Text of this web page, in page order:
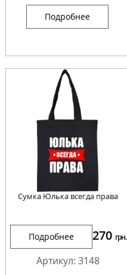
Подробнее
Сумка Юлька всегда права
Подробнее 270 грн.
Артикул: 3148